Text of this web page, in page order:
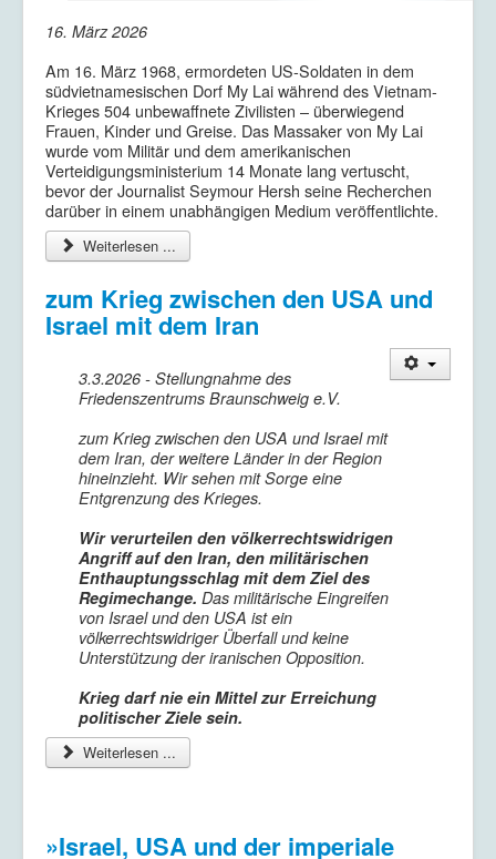
16. März 2026
Am 16. März 1968, ermordeten US-Soldaten in dem
südvietnamesischen Dorf My Lai während des Vietnam-
Krieges 504 unbewaffnete Zivilisten – überwiegend
Frauen, Kinder und Greise. Das Massaker von My Lai
wurde vom Militär und dem amerikanischen
Verteidigungsministerium 14 Monate lang vertuscht,
bevor der Journalist Seymour Hersh seine Recherchen
darüber in einem unabhängigen Medium veröffentlichte.
Weiterlesen ...
zum Krieg zwischen den USA und
Israel mit dem Iran
3.3.2026 - Stellungnahme des
Friedenszentrums Braunschweig e.V.
zum Krieg zwischen den USA und Israel mit
dem Iran, der weitere Länder in der Region
hineinzieht. Wir sehen mit Sorge eine
Entgrenzung des Krieges.
Wir verurteilen den völkerrechtswidrigen
Angriff auf den Iran, den militärischen
Enthauptungsschlag mit dem Ziel des
Regimechange. Das militärische Eingreifen
von Israel und den USA ist ein
völkerrechtswidriger Überfall und keine
Unterstützung der iranischen Opposition.
Krieg darf nie ein Mittel zur Erreichung
politischer Ziele sein.
Weiterlesen ...
»Israel, USA und der imperiale